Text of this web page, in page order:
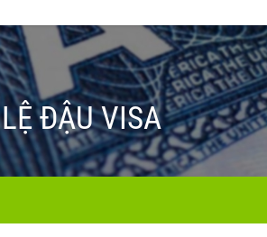
ĐẬU VISA